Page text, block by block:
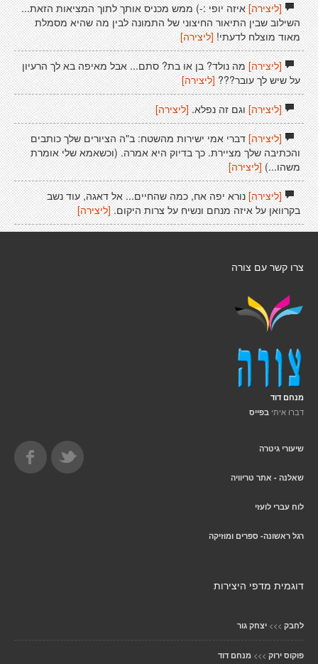
[ליצירה]איזה יופי :-) ממש מכניס אותך לתוך המציאות הזאת...
השילוב שבין התיאור החיצוני של התמונה לבין מה שהיא מסמלת
מאוד מוצלח לדעתי! [ליצירה]
[ליצירה]מה נולד? בן או בת? סתם... אבל מאיפה בא לך הרעיון
על שיש לך עובר??? [ליצירה]
[ליצירה]וגם זה נפלא. [ליצירה]
[ליצירה]דברי אמי ישירות מהשטח: ב"ה הציורים שלך כותבים
והכתיבה שלך מציירת. כך בדיוק היא אמרה. (וכשאמא שלי אומרת
משהו...)[ליצירה]
[ליצירה]נורא יפה אח, כמה שהחיים... אל דאגה, עוד נשב
בקרוואן על איזה מנחם ונשיח על צרות היקום. [ליצירה]
צרו קשר עם צורה
מנחם דוד
דברו איתי בפייס
שיעורי גיטרה
שאלנה - אתר טריוויה
לוח עברי לועזי
רגל ראשונה- ספרים ומוזיקה
דוגמית מדפי היצירות
לחבק >>> יצחק גור
פוקוס ירוק >>> מנחם דוד